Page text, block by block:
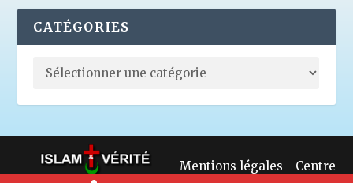
CATÉGORIES
Mentions légales - Centre